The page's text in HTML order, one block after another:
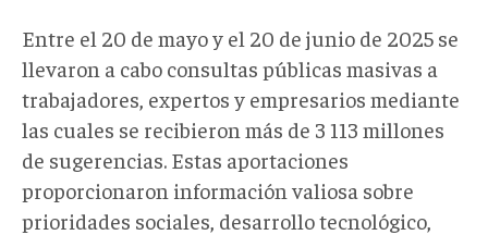
Entre el 20 de mayo y el 20 de junio de 2025 se
llevaron a cabo consultas públicas masivas a
trabajadores, expertos y empresarios mediante
las cuales se recibieron más de 3 113 millones
de sugerencias. Estas aportaciones
proporcionaron información valiosa sobre
prioridades sociales, desarrollo tecnológico,